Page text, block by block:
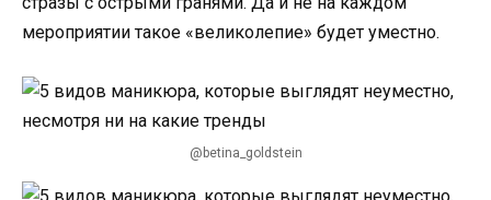
мероприятии такое «великолепие» будет уместно.
@betina_goldstein